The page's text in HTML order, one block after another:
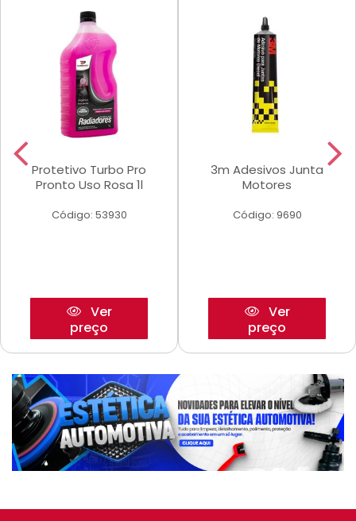
Protetivo Turbo Pro
Pronto Uso Rosa 1l
Código: 53930
Ver
preço
3m Adesivos Junta
Motores
Código: 9690
Ver
preço